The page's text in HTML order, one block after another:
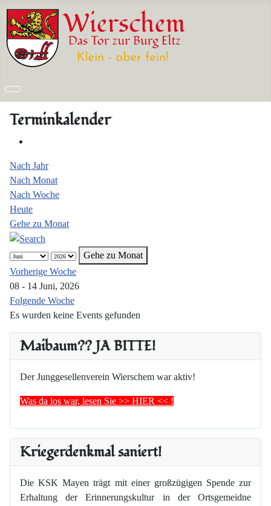
Maibaum?? JA BITTE!
Der Junggesellenverein Wierschem war aktiv!
Was da los war, lesen Sie >> HIER << !
Kriegerdenkmal saniert!
Die KSK Mayen trägt mit einer großzügigen Spende zur
Erhaltung der Erinnerungskultur in der Ortsgemeidne
Terminkalender
Nach Jahr
Nach Monat
Nach Woche
Heute
Gehe zu Monat
Gehe zu Monat
Vorherige Woche
08 - 14 Juni, 2026
Folgende Woche
Es wurden keine Events gefunden